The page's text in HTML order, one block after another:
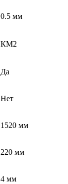
0.5 мм
КМ2
Да
Нет
1520 мм
220 мм
4 мм